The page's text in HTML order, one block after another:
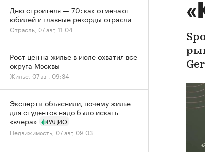
Дню строителя — 70: как отмечают
юбилей и главные рекорды отрасли
Отрасль, 07 авг, 11:04
Рост цен на жилье в июле охватил все
округа Москвы
Жилье, 07 авг, 09:34
Эксперты объяснили, почему жилье
для студентов надо было искать
«вчера»
РАДИО
Недвижимость, 07 авг, 09:03